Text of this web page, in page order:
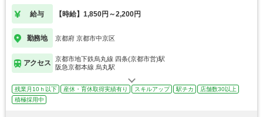
給与 【時給】1,850円～2,200円
勤務地 京都府 京都市中京区
アクセス
京都市地下鉄烏丸線 四条(京都市営)駅
阪急京都本線 烏丸駅
残業月10ｈ以下 産休・育休取得実績有り スキルアップ 駅チカ
店舗数30以上
積極採用中